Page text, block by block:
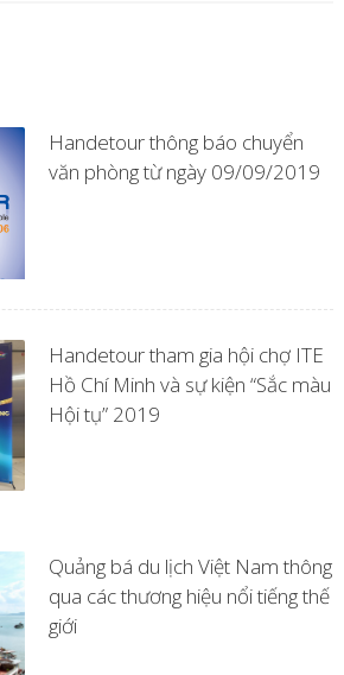
Handetour thông báo chuyển
văn phòng từ ngày 09/09/2019
Handetour tham gia hội chợ ITE
Hồ Chí Minh và sự kiện “Sắc màu
Hội tụ” 2019
Quảng bá du lịch Việt Nam thông
qua các thương hiệu nổi tiếng thế
giới